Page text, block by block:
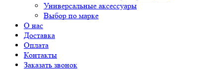
Универсальные аксессуары
Выбор по марке
О нас
Доставка
Оплата
Контакты
Заказать звонок